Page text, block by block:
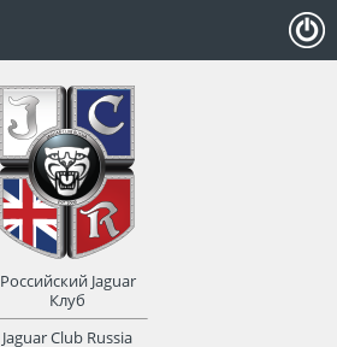
Российский Jaguar
Клуб
Jaguar Club Russia